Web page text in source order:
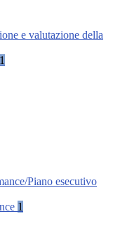
e valutazione della
1
Piano esecutivo
1